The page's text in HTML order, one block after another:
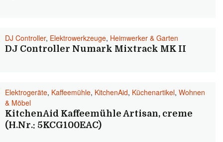
DJ Controller, Elektrowerkzeuge, Heimwerker & Garten
DJ Controller Numark Mixtrack MK II
Elektrogeräte, Kaffeemühle, KitchenAid, Küchenartikel, Wohnen
& Möbel
KitchenAid Kaffeemühle Artisan, creme
(H.Nr.: 5KCG100EAC)